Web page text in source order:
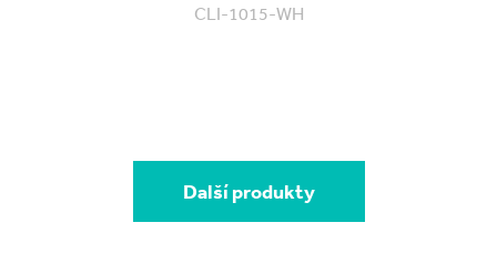
CLI-1015-WH
Další produkty